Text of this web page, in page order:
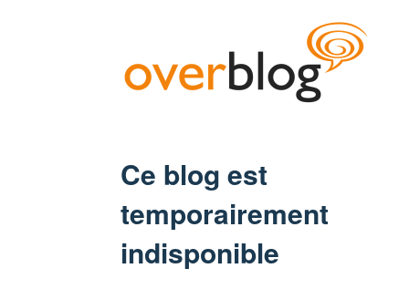
Ce blog est
temporairement
indisponible